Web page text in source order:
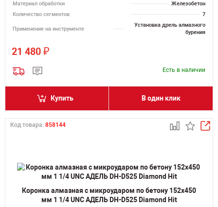
Материал обработки
Железобетон
Количество сегментов
7
Применение на инструменте
Установка дрель алмазного
бурения
21 480 ₽
Есть в наличии
Купить В один клик
Код товара: 858144
Коронка алмазная с микроударом по бетону 152х450
мм 1 1/4 UNC АДЕЛЬ DH-D525 Diamond Hit